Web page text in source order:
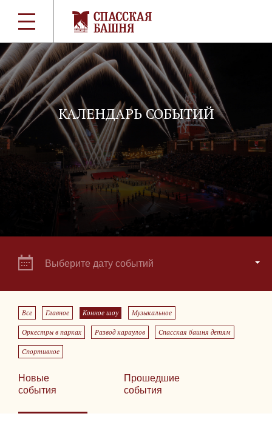
КАЛЕНДАРЬ СОБЫТИЙ
Выберите дату событий
Все Главное Конное шоу Музыкальное
Оркестры в парках Развод караулов Спасская башня детям
Спортивное
Новые
события
Прошедшие
события